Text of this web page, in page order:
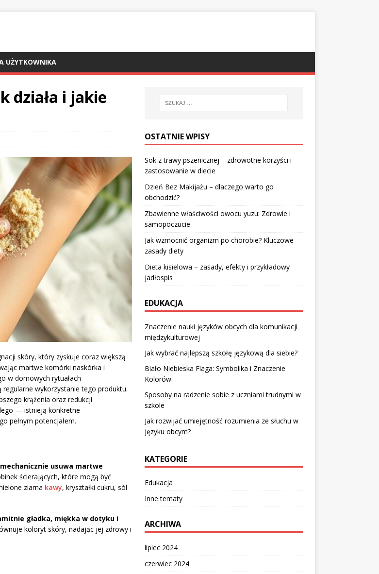
UŻYTKOWNIKA
działa i jakie
skóry, który zyskuje coraz większą
martwe komórki naskórka i
w domowych rytuałach
wykorzystanie tego produktu.
krążenia oraz redukcji
— istnieją konkretne
pełnym potencjałem.
usuwa martwe
ścierających, które mogą być
ziarna kawy, kryształki cukru, sól
gładka, miękka w dotyku i
koloryt skóry, nadając jej zdrowy i
OSTATNIE WPISY
Sok z trawy pszenicznej – zdrowotne korzyści i
zastosowanie w diecie
Dzień Bez Makijażu – dlaczego warto go
obchodzić?
Zbawienne właściwości owocu yuzu: Zdrowie i
samopoczucie
Jak wzmocnić organizm po chorobie? Kluczowe
zasady diety
Dieta kisielowa – zasady, efekty i przykładowy
jadłospis
EDUKACJA
Znaczenie nauki języków obcych dla komunikacji
międzykulturowej
Jak wybrać najlepszą szkołę językową dla siebie?
Biało Niebieska Flaga: Symbolika i Znaczenie
Kolorów
Sposoby na radzenie sobie z uczniami trudnymi w
szkole
Jak rozwijać umiejętność rozumienia ze słuchu w
języku obcym?
KATEGORIE
Edukacja
Inne tematy
ARCHIWA
lipiec 2024
czerwiec 2024